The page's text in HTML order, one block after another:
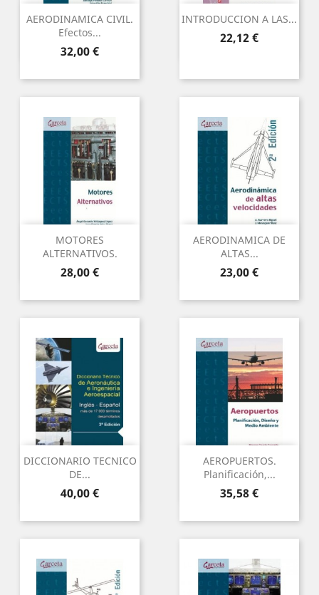
AERODINAMICA CIVIL.
Efectos...
Precio
32,00 €
INTRODUCCION A LAS...
Precio
22,12 €
MOTORES
ALTERNATIVOS.
Precio
28,00 €
AERODINAMICA DE
ALTAS...
Precio
23,00 €
DICCIONARIO TECNICO
DE...
Precio
40,00 €
AEROPUERTOS.
Planificación,...
Precio
35,58 €